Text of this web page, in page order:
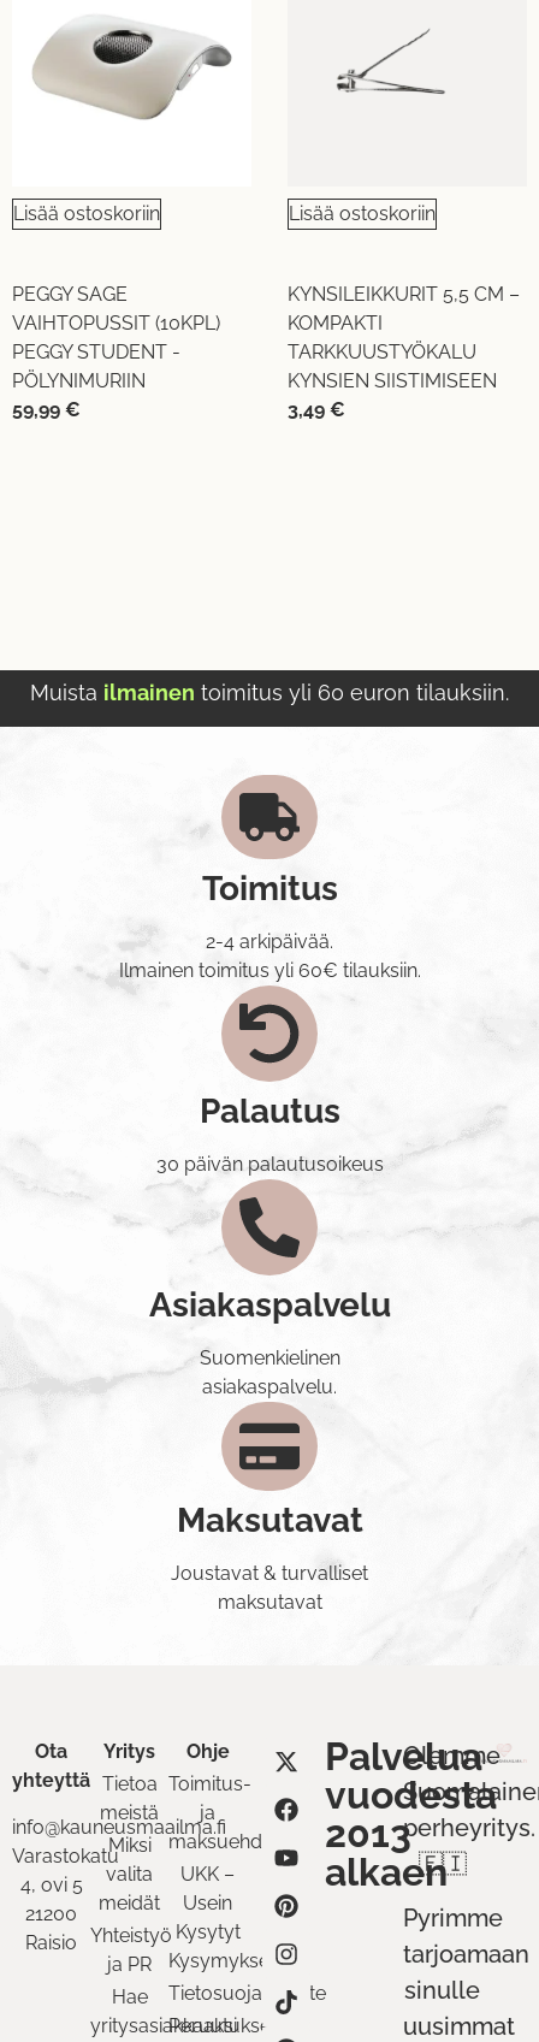
Lisää ostoskoriin
PEGGY SAGE
VAIHTOPUSSIT (10KPL)
PEGGY STUDENT -
PÖLYNIMURIIN
59,99 €
Lisää ostoskoriin
KYNSILEIKKURIT 5,5 CM –
KOMPAKTI
TARKKUUSTYÖKALU
KYNSIEN SIISTIMISEEN
3,49 €
Muista ilmainen toimitus yli 60 euron tilauksiin.
Toimitus
2-4 arkipäivää.
Ilmainen toimitus yli 60€ tilauksiin.
Palautus
30 päivän palautusoikeus
Asiakaspalvelu
Suomenkielinen
asiakaspalvelu.
Maksutavat
Joustavat & turvalliset
maksutavat
Ota
yhteyttä
info@kauneusmaailma.fi
Varastokatu
4, ovi 5
21200
Raisio
Yritys
Tietoa
meistä
Miksi
valita
meidät
Yhteistyö
ja PR
Hae
yritysasiakkaaksi
Ohje
Toimitus-
ja
maksuehdot
UKK –
Usein
Kysytyt
Kysymykset
Tietosuojaseloste
Peruutukset
Palvelua
vuodesta
2013
alkaen
Olemme
perheyritys.
🇫🇮
Pyrimme
tarjoamaan
sinulle
uusimmat